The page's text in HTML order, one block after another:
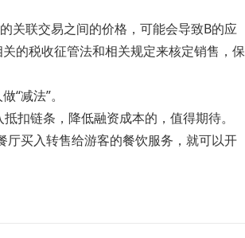
关联交易之间的价格，可能会导致B的应
的税收征管法和相关规定来核定销售，保
减法”。
扣链条，降低融资成本的，值得期待。
厅买入转售给游客的餐饮服务，就可以开